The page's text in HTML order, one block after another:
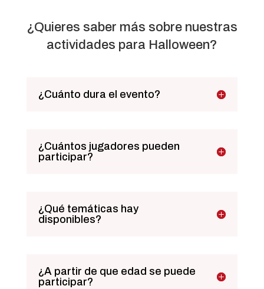
¿Quieres saber más sobre nuestras
actividades para Halloween?
¿Cuánto dura el evento?
¿Cuántos jugadores pueden
participar?
¿Qué temáticas hay
disponibles?
¿A partir de que edad se puede
participar?